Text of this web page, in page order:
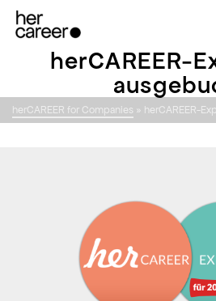
herCAREER-
herCAREER for Companies » herCAREER-